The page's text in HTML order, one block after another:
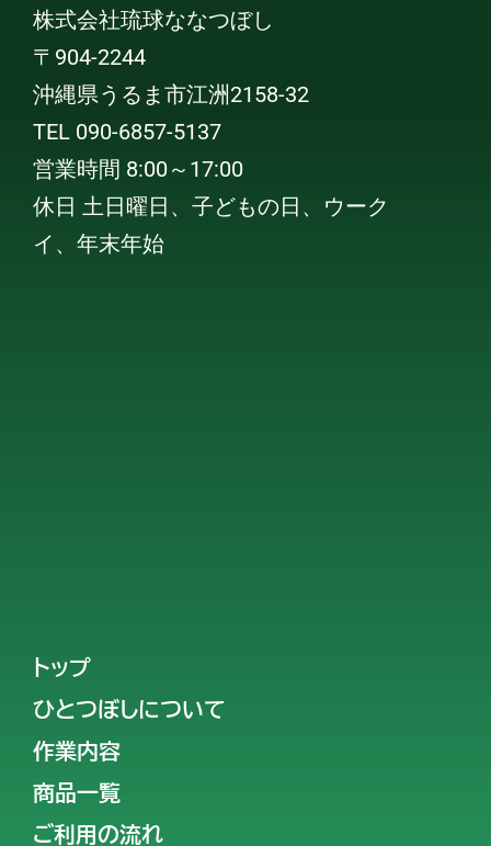
株式会社琉球ななつぼし
〒904-2244
沖縄県うるま市江洲2158-32
TEL 090-6857-5137
営業時間 8:00～17:00
休日 土日曜日、子どもの日、ウーク
イ、年末年始
トップ
ひとつぼしについて
作業内容
商品一覧
ご利用の流れ